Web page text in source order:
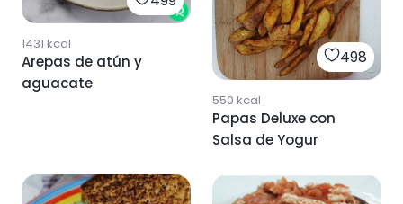
1431 kcal
Arepas de atún y
aguacate
498
550 kcal
Papas Deluxe con
Salsa de Yogur